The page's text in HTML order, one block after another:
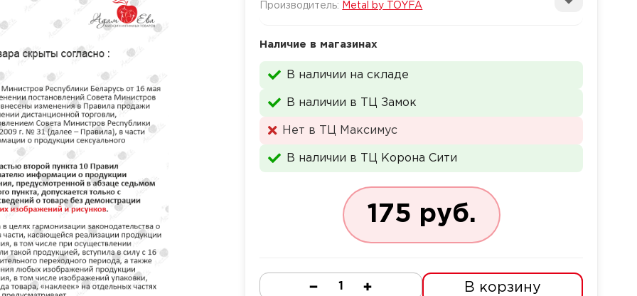
Производитель:
Metal by TOYFA
Наличие в магазинах
В наличии на складе
В наличии в ТЦ Замок
Нет в ТЦ Максимус
В наличии в ТЦ Корона Сити
175 руб.
Количество В корзину